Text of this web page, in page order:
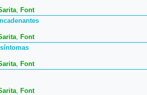
, Font
, Font
, Font
, Font